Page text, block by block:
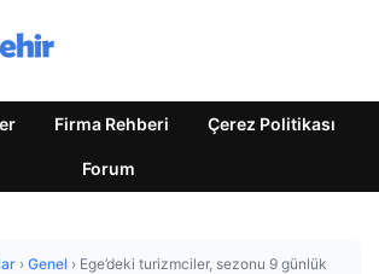
Firma Rehberi Çerez Politikası
Forum
› Genel › Ege’deki turizmciler, sezonu 9 günlük